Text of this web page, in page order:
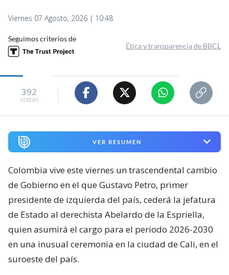
Viernes 07 Agosto, 2026 | 10:48
Seguimos criterios de
Ética y transparencia de BBCL
392
visitas
VER RESUMEN
Colombia vive este viernes un trascendental cambio
de Gobierno en el que Gustavo Petro, primer
presidente de izquierda del país, cederá la jefatura
de Estado al derechista Abelardo de la Espriella,
quien asumirá el cargo para el periodo 2026-2030
en una inusual ceremonia en la ciudad de Cali, en el
suroeste del país.